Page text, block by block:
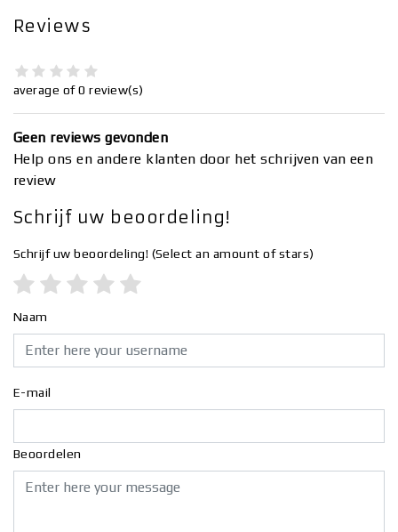
Reviews
average of 0 review(s)
Geen reviews gevonden
Help ons en andere klanten door het schrijven van een
review
Schrijf uw beoordeling!
Schrijf uw beoordeling! (Select an amount of stars)
Naam
E-mail
Beoordelen